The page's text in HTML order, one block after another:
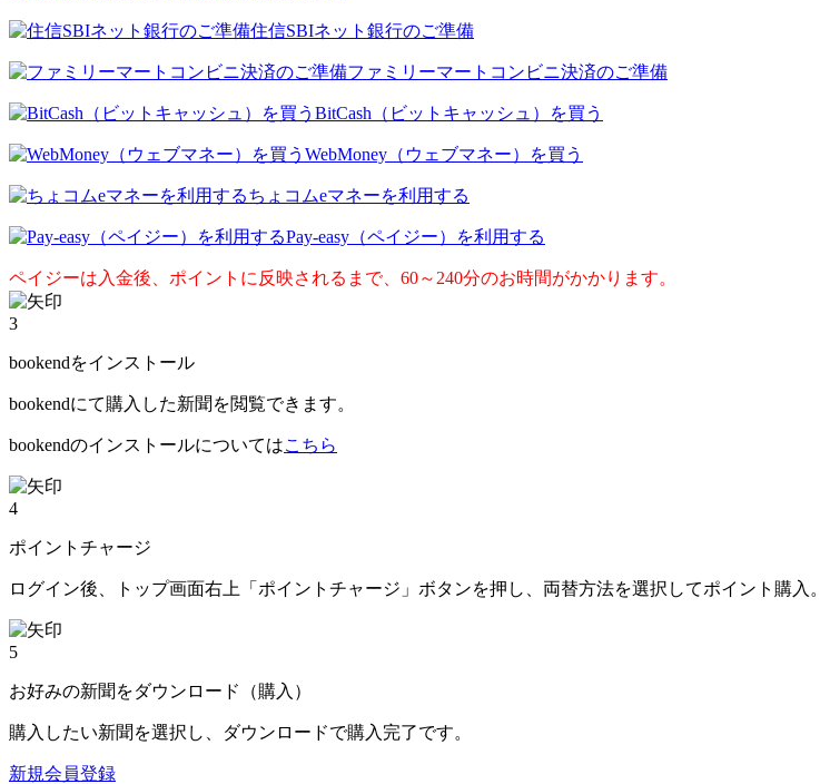
住信SBIネット銀行のご準備
ファミリーマートコンビニ決済のご準備
BitCash（ビットキャッシュ）を買う
WebMoney（ウェブマネー）を買う
ちょコムeマネーを利用する
Pay-easy（ペイジー）を利用する
ペイジーは入金後、ポイントに反映されるまで、60～240分のお時間がかかります。
3
bookendをインストール
bookendにて購入した新聞を閲覧できます。
bookendのインストールについてはこちら
4
ポイントチャージ
ログイン後、トップ画面右上「ポイントチャージ」ボタンを押し、両替方法を選択してポイント購入。
5
お好みの新聞をダウンロード（購入）
購入したい新聞を選択し、ダウンロードで購入完了です。
新規会員登録